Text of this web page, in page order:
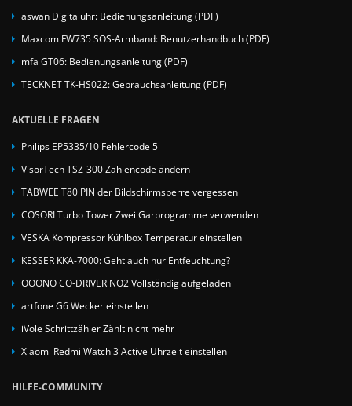
aswan Digitaluhr: Bedienungsanleitung (PDF)
Maxcom FW735 SOS-Armband: Benutzerhandbuch (PDF)
mfa GT06: Bedienungsanleitung (PDF)
TECKNET TK-HS022: Gebrauchsanleitung (PDF)
AKTUELLE FRAGEN
Philips EP5335/10 Fehlercode 5
VisorTech TSZ-300 Zahlencode ändern
TABWEE T80 PIN der Bildschirmsperre vergessen
COSORI Turbo Tower Zwei Garprogramme verwenden
VESKA Kompressor Kühlbox Temperatur einstellen
KESSER KKA-7000: Geht auch nur Entfeuchtung?
OOONO CO-DRIVER NO2 Vollständig aufgeladen
artfone G6 Wecker einstellen
iVole Schrittzähler Zählt nicht mehr
Xiaomi Redmi Watch 3 Active Uhrzeit einstellen
HILFE-COMMUNITY